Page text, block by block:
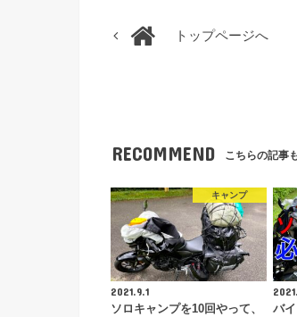
トップページへ
RECOMMEND こちらの記事
キャンプ
2021.9.1
ソロキャンプを10回やって、
バ